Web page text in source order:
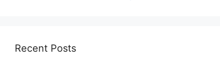
Recent Posts